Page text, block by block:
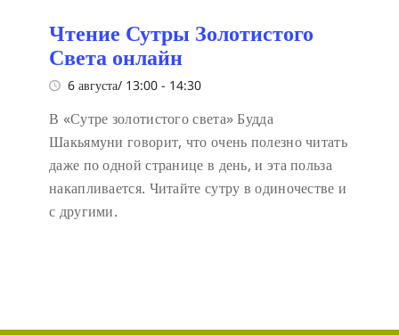
Чтение Сутры Золотистого
Света онлайн
6 августа/ 13:00 - 14:30
В «Сутре золотистого света» Будда
Шакьямуни говорит, что очень полезно читать
даже по одной странице в день, и эта польза
накапливается. Читайте сутру в одиночестве и
с другими.